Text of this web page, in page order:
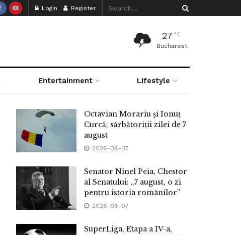
Login Register
27 °C
Bucharest
Entertainment Lifestyle
Octavian Morariu și Ionuț
Curcă, sărbătoriții zilei de 7
august
2026-08-07
Senator Ninel Peia, Chestor
al Senatului: „7 august, o zi
pentru istoria românilor”
2026-08-07
SuperLiga, Etapa a IV-a,